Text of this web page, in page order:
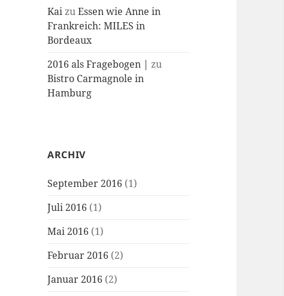
KaizuEssen wie Anne in
Frankreich: MILES in
Bordeaux
2016 als Fragebogen | zu
Bistro Carmagnole in
Hamburg
ARCHIV
September 2016 (1)
Juli 2016 (1)
Mai 2016 (1)
Februar 2016 (2)
Januar 2016 (2)